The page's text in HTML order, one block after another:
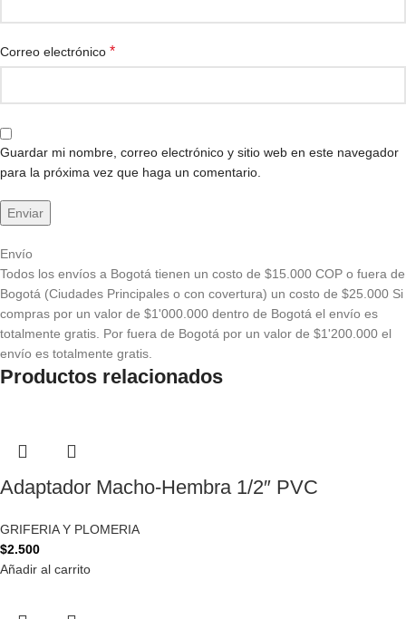
Correo electrónico *
Guardar mi nombre, correo electrónico y sitio web en este navegador
para la próxima vez que haga un comentario.
Envío
Todos los envíos a Bogotá tienen un costo de $15.000 COP o fuera de
Bogotá (Ciudades Principales o con covertura) un costo de $25.000 Si
compras por un valor de $1'000.000 dentro de Bogotá el envío es
totalmente gratis. Por fuera de Bogotá por un valor de $1'200.000 el
envío es totalmente gratis.
Productos relacionados
Adaptador Macho-Hembra 1/2″ PVC
GRIFERIA Y PLOMERIA
$2.500
Añadir al carrito